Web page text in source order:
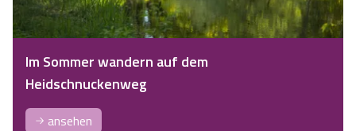
Im Sommer wandern auf dem
Heidschnuckenweg
ansehen